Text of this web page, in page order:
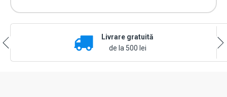
Livrare gratuită
de la 500 lei